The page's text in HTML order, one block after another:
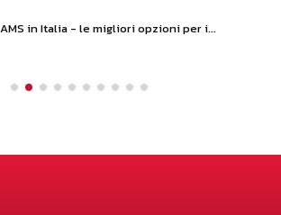
in Italia - le migliori opzioni per i...